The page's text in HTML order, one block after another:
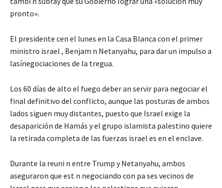
pronto».
El presidente cen el lunes en la Casa Blanca con el primer
ministro israel , Benjam n Netanyahu, para dar un impulso a
lasínegociaciones de la tregua.
Los 60 días de alto el fuego deber an servir para negociar el
final definitivo del conflicto, aunque las posturas de ambos
lados siguen muy distantes, puesto que Israel exige la
desaparición de Hamás y el grupo islamista palestino quiere
la retirada completa de las fuerzas israel es en el enclave.
Durante la reuni n entre Trump y Netanyahu, ambos
aseguraron que est n negociando con pa ses vecinos de